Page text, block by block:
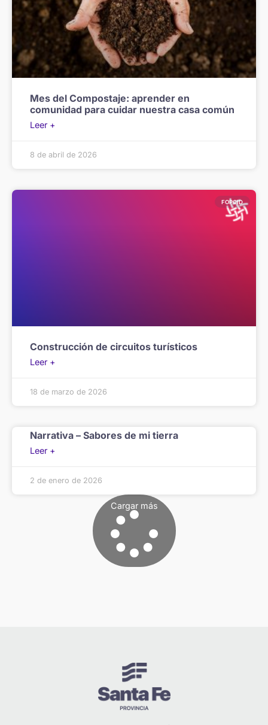
Mes del Compostaje: aprender en
comunidad para cuidar nuestra casa común
Leer +
8 de abril de 2026
FOPCID
Construcción de circuitos turísticos
Leer +
18 de marzo de 2026
Narrativa – Sabores de mi tierra
Leer +
2 de enero de 2026
Cargar más